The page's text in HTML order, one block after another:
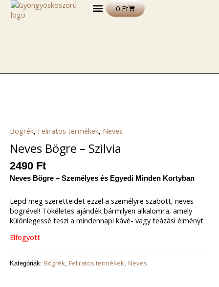
Skip
0FtKosár
Bögrék, Feliratos termékek, Neves
Neves Bögre – Szilvia
2490 Ft
Neves Bögre – Személyes és Egyedi Minden Kortyban
Lepd meg szeretteidet ezzel a személyre szabott, neves
bögrével! Tökéletes ajándék bármilyen alkalomra, amely
különlegessé teszi a mindennapi kávé- vagy teázási élményt.
Elfogyott
Kategóriák: Bögrék, Feliratos termékek, Neves